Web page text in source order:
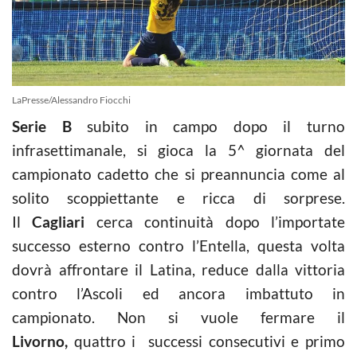
LaPresse/Alessandro Fiocchi
Serie Bsubito in campo dopo il turno
infrasettimanale, si gioca la 5^ giornata del
campionato cadetto che si preannuncia come al
solito scoppiettante e ricca di sorprese.
IlCagliari cerca continuità dopo l’importate
successo esterno contro l’Entella, questa volta
dovrà affrontare il Latina, reduce dalla vittoria
contro l’Ascoli ed ancora imbattuto in
campionato. Non si vuole fermare il
Livorno, quattro i successi consecutivi e primo